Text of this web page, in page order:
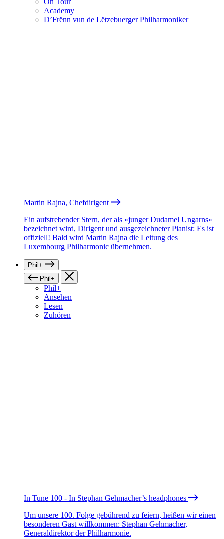
Academy
D’Frënn vun de Lëtzebuerger Philharmoniker
Martin Rajna, Chefdirigent
Ein aufstrebender Stern, der als «junger Dudamel Ungarns»
bezeichnet wird, Dirigent und ausgezeichneter Pianist: Es ist
offiziell! Bald wird Martin Rajna die Leitung des
Luxembourg Philharmonic übernehmen.
Phil+
Phil+
Phil+
Ansehen
Lesen
Zuhören
In Tune 100 - In Stephan Gehmacher’s headphones
Um unsere 100. Folge gebührend zu feiern, heißen wir einen
besonderen Gast willkommen: Stephan Gehmacher,
Generaldirektor der Philharmonie.